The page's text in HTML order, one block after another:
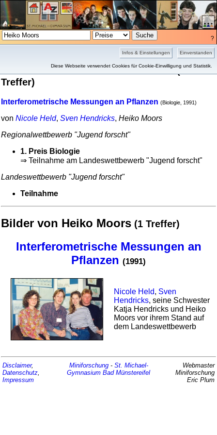
Einverstanden
Infos & Einstellungen
Diese Webseite verwendet Cookies für Cookie-Einwilligung und Statistik.
?
Preisübersicht für Heiko Moors(1
Treffer)
Interferometrische Messungen an Pflanzen (Biologie, 1991)
von Nicole Held, Sven Hendricks, Heiko Moors
Regional­wett­bewerb "Jugend forscht"
1. Preis Biologie
⇒ Teilnahme am Landes­wett­bewerb "Jugend forscht"
Landes­wett­bewerb "Jugend forscht"
Teilnahme
Bilder von Heiko Moors (1 Treffer)
Interferometrische Messungen an
Pflanzen (1991)
Nicole Held, Sven
Hendricks, seine Schwester
Katja Hendricks und Heiko
Moors vor ihrem Stand auf
dem Landes­wett­bewerb
Projekte Bilder
Disclaimer,
Datenschutz,
Impressum
Miniforschung- St. Michael-
Gymnasium Bad Münstereifel
Webmaster
Miniforschung
Eric Plum